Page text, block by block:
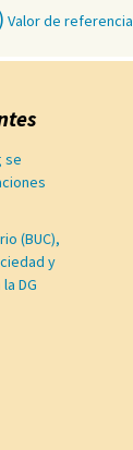
Valor de referencia
se
(BUC),
y
DG